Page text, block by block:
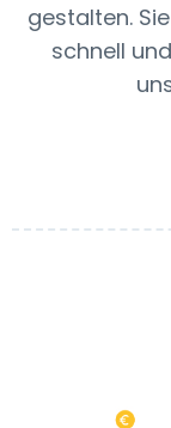
gestalten.
schnell